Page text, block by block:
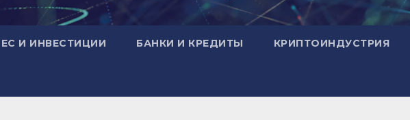
И ИНВЕСТИЦИИ БАНКИ И КРЕДИТЫ КРИПТОИНДУСТРИЯ